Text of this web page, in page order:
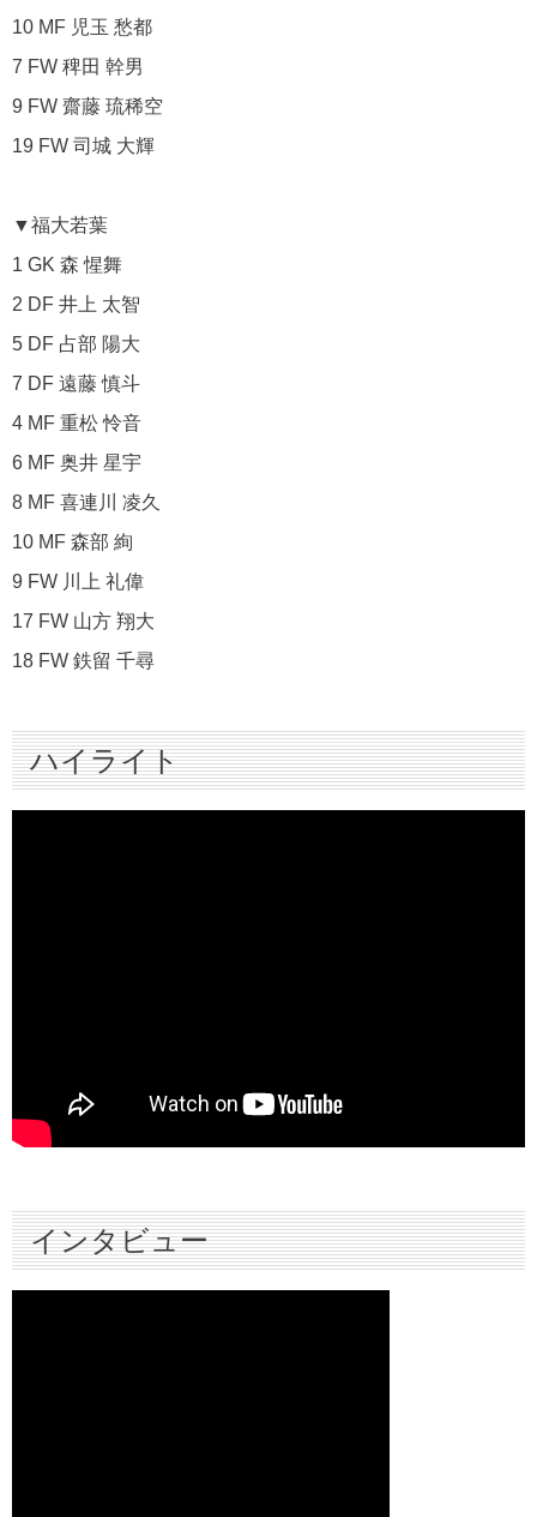
10 MF 児玉 愁都
7 FW 稗田 幹男
9 FW 齋藤 琉稀空
19 FW 司城 大輝
▼福大若葉
1 GK 森 惺舞
2 DF 井上 太智
5 DF 占部 陽大
7 DF 遠藤 慎斗
4 MF 重松 怜音
6 MF 奥井 星宇
8 MF 喜連川 凌久
10 MF 森部 絢
9 FW 川上 礼偉
17 FW 山方 翔大
18 FW 鉄留 千尋
ハイライト
インタビュー